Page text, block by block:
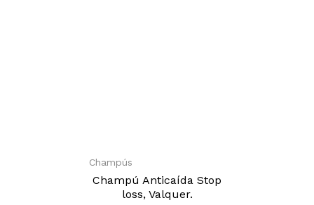
Champús
Champú Anticaída Stop
loss, Valquer.